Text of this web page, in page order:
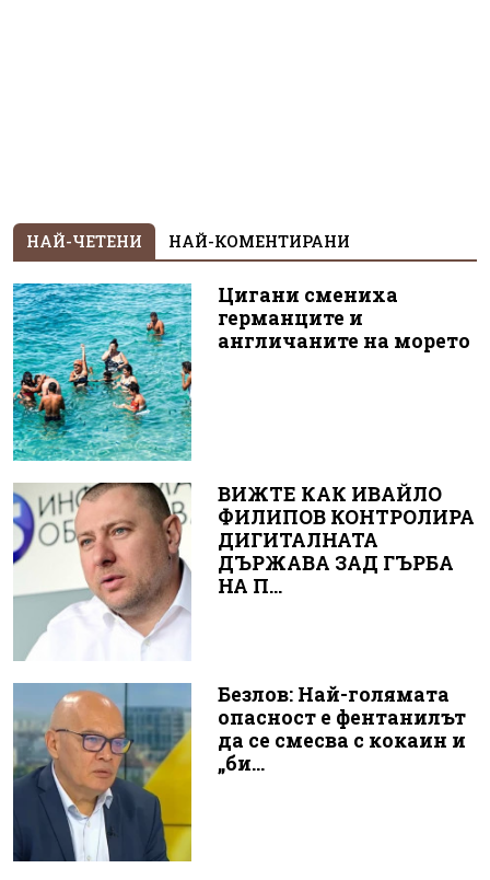
НАЙ-ЧЕТЕНИ НАЙ-КОМЕНТИРАНИ
Цигани смениха
германците и
англичаните на морето
ВИЖТЕ КАК ИВАЙЛО
ФИЛИПОВ КОНТРОЛИРА
ДИГИТАЛНАТА
ДЪРЖАВА ЗАД ГЪРБА
НА П...
Безлов: Най-голямата
опасност е фентанилът
да се смесва с кокаин и
„би...